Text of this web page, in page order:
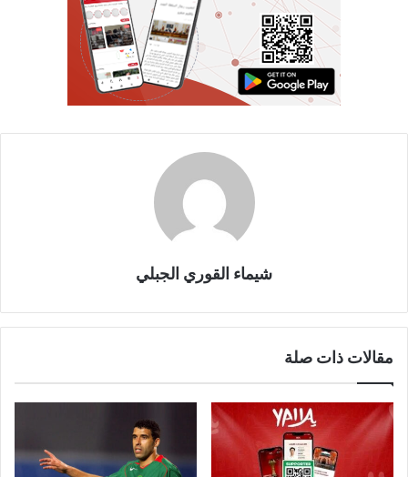
شيماء القوري الجبلي
مقالات ذات صلة